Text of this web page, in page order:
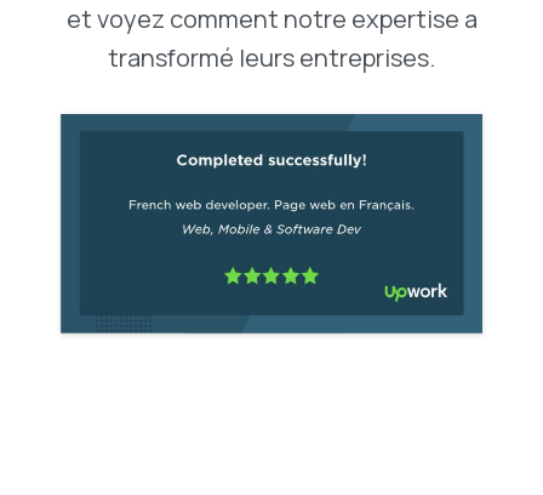
et voyez comment notre expertise a
transformé leurs entreprises.